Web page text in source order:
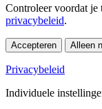
Controleer voordat je
privacybeleid.
Accepteren Alleen
Privacybeleid
Individuele